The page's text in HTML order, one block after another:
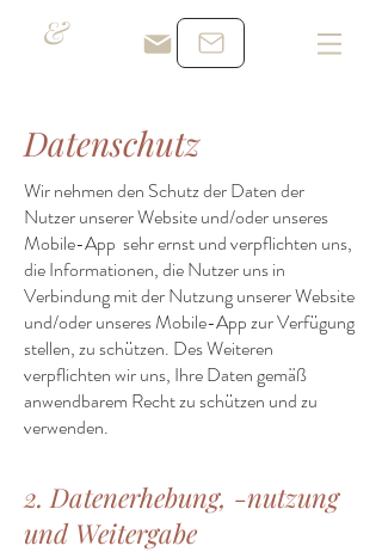
&
Datenschutz
Wir nehmen den Schutz der Daten der
Nutzer unserer Website und/oder unseres
Mobile-App sehr ernst und verpflichten uns,
die Informationen, die Nutzer uns in
Verbindung mit der Nutzung unserer Website
und/oder unseres Mobile-App zur Verfügung
stellen, zu schützen. Des Weiteren
verpflichten wir uns, Ihre Daten gemäß
anwendbarem Recht zu schützen und zu
verwenden.
2. Datenerhebung, -nutzung
und Weitergabe